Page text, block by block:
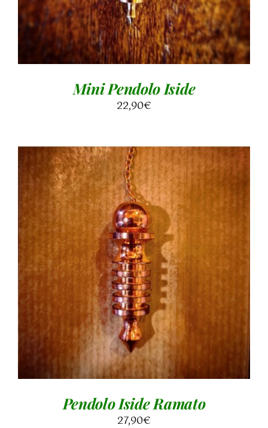
Mini Pendolo Iside
22,90€
AGGIUNGI AL CARRELLO / DETTAGLI
Pendolo Iside Ramato
27,90€